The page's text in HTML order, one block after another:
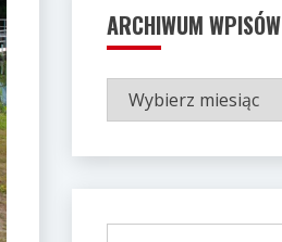
ARCHIWUM WPISÓW
ARCHIWUM
WPISÓW